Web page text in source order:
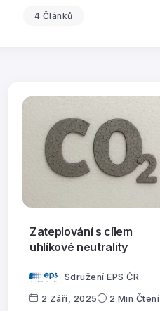
4 Článků
Zateplování s cílem
uhlíkové neutrality
Sdružení EPS ČR
2 Září, 2025 2 Min Čtení